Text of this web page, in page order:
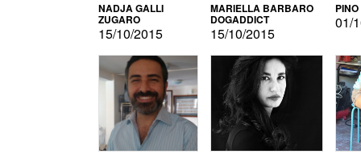
NADJA GALLI
ZUGARO
15/10/2015
MARIELLA BARBARO
DOGADDICT
15/10/2015
01/